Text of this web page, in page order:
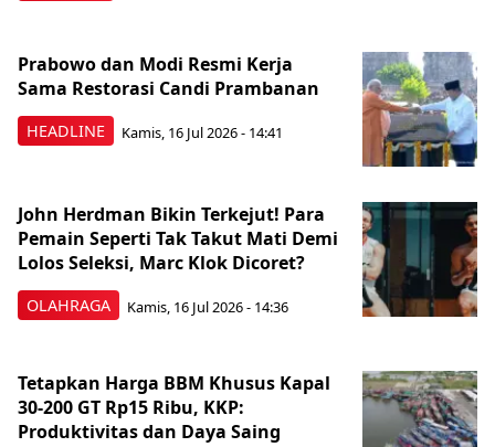
HEADLINE
Prabowo dan Modi Resmi Kerja
Sama Restorasi Candi Prambanan
Kamis, 16 Jul 2026 - 14:41
OLAHRAGA
John Herdman Bikin Terkejut! Para
Pemain Seperti Tak Takut Mati Demi
Lolos Seleksi, Marc Klok Dicoret?
Kamis, 16 Jul 2026 - 14:36
Tetapkan Harga BBM Khusus Kapal
30-200 GT Rp15 Ribu, KKP:
Produktivitas dan Daya Saing